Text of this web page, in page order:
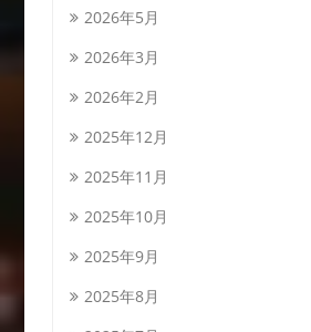
2026年5月
2026年3月
2026年2月
2025年12月
2025年11月
2025年10月
2025年9月
2025年8月